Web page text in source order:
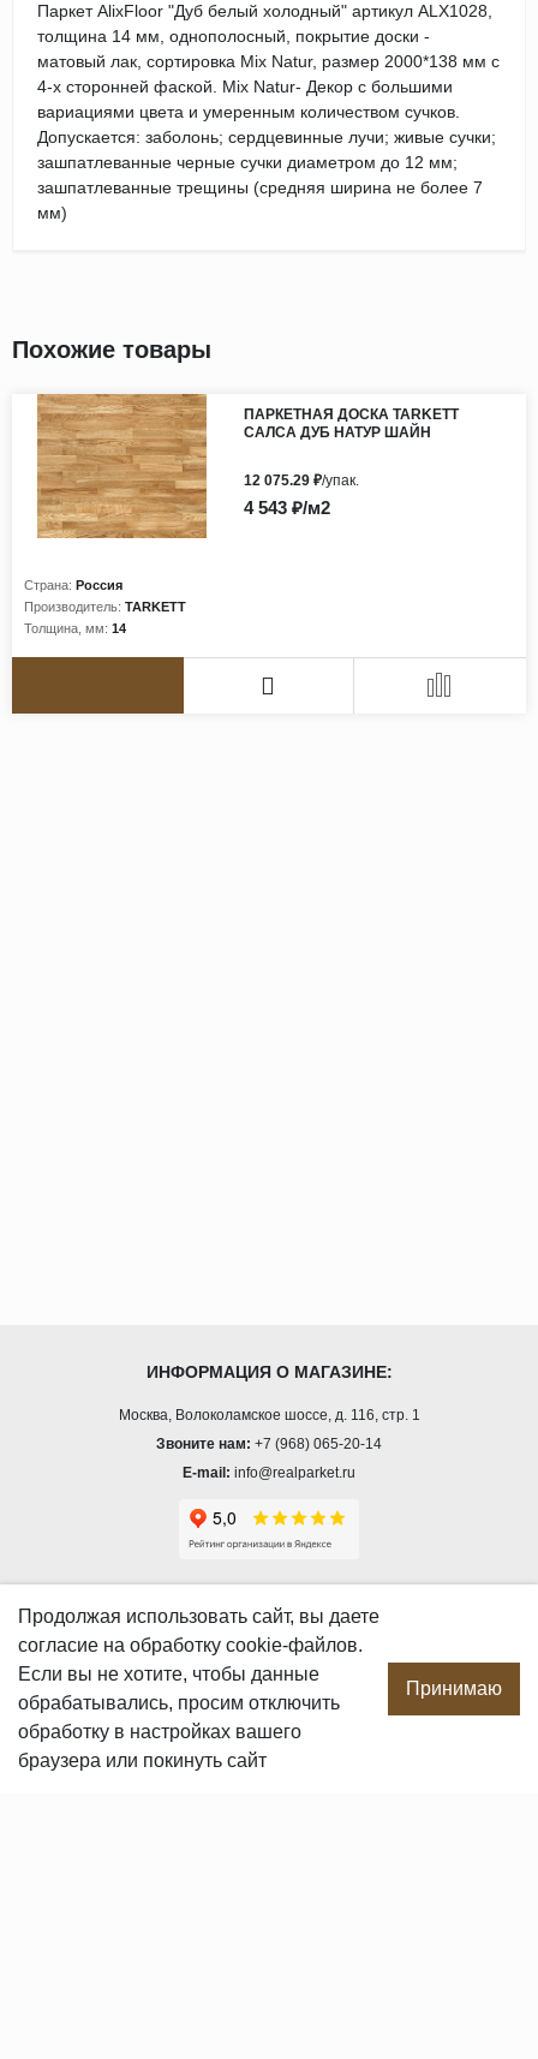
Паркет AlixFloor "Дуб белый холодный" артикул ALX1028,
толщина 14 мм, однополосный, покрытие доски -
матовый лак, сортировка Mix Natur, размер 2000*138 мм с
4-х сторонней фаской. Mix Natur- Декор с большими
вариациями цвета и умеренным количеством сучков.
Допускается: заболонь; сердцевинные лучи; живые сучки;
зашпатлеванные черные сучки диаметром до 12 мм;
зашпатлеванные трещины (средняя ширина не более 7
мм)
Похожие товары
ПАРКЕТНАЯ ДОСКА TARKETT
САЛСА ДУБ НАТУР ШАЙН
Страна: Россия
Производитель: TARKETT
Толщина, мм: 14
4 543 ₽/м2
12 075.29 ₽/упак.
ИНФОРМАЦИЯ О МАГАЗИНЕ:
Москва, Волоколамское шоссе, д. 116, стр. 1
Звоните нам: +7 (968) 065-20-14
E-mail: info@realparket.ru
О компании
Производство
Сотрудничество
Сертификаты продукции
Вакансии
Продолжая использовать сайт, вы даете
согласие на обработку cookie-файлов.
Если вы не хотите, чтобы данные
обрабатывались, просим отключить
обработку в настройках вашего
браузера или покинуть сайт
Принимаю